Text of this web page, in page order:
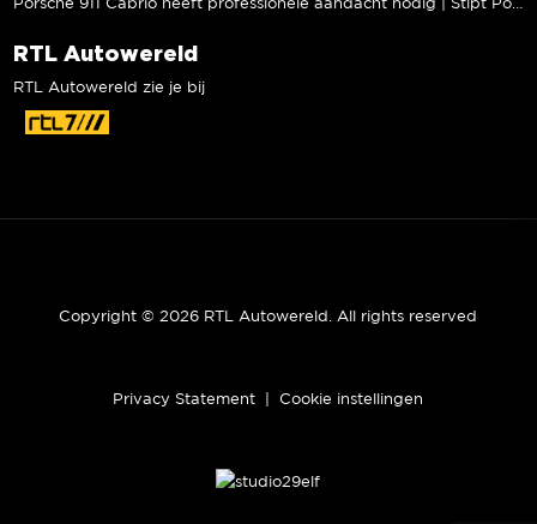
RTL Autowereld
RTL Autowereld zie je bij
Copyright © 2026 RTL Autowereld. All rights reserved
Privacy Statement Cookie instellingen